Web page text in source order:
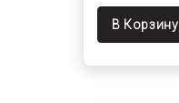
В Корзину